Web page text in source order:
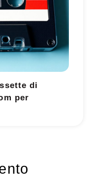
di
per